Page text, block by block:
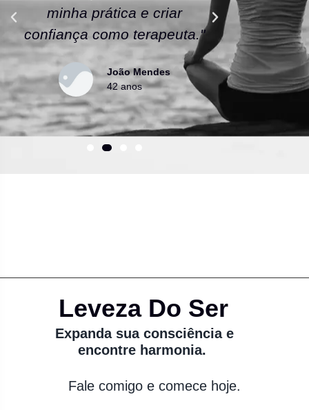
minha prática e criar
confiança como terapeuta."
João Mendes
42 anos
Leveza Do Ser
Expanda sua consciência e
encontre harmonia.
Fale comigo e comece hoje.